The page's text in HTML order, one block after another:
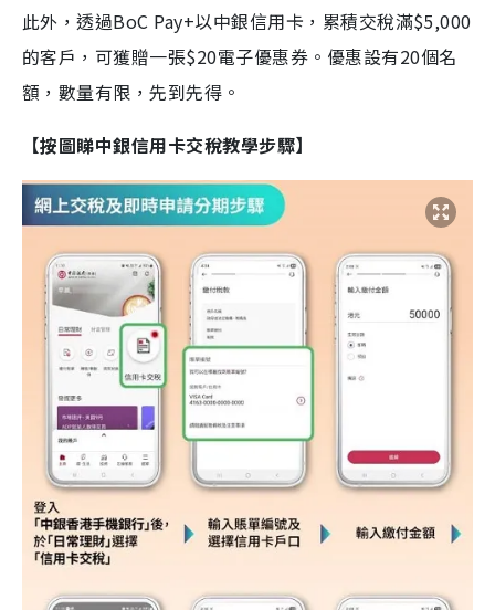
此外，透過BoC Pay+以中銀信用卡，累積交稅滿$5,000
的客戶，可獲贈一張$20電子優惠券。優惠設有20個名
額，數量有限，先到先得。
【按圖睇中銀信用卡交稅教學步驟】